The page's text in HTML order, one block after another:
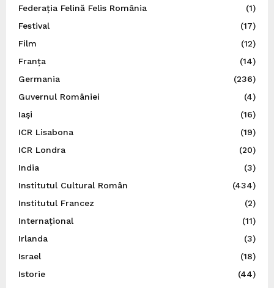
Federația Felină Felis România
(1)
Festival
(17)
Film
(12)
Franța
(14)
Germania
(236)
Guvernul României
(4)
Iaşi
(16)
ICR Lisabona
(19)
ICR Londra
(20)
India
(3)
Institutul Cultural Român
(434)
Institutul Francez
(2)
Internațional
(11)
Irlanda
(3)
Israel
(18)
Istorie
(44)